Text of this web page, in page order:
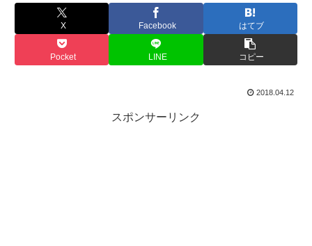
X Facebook はてブ
Pocket LINE コピー
2018.04.12
スポンサーリンク